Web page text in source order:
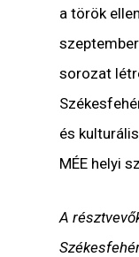
a török
sorozat
és
MÉE helyi
A